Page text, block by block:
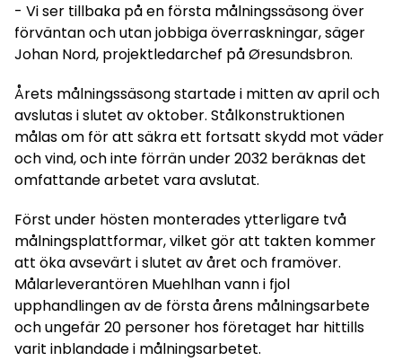
- Vi ser tillbaka på en första målningssäsong över
förväntan och utan jobbiga överraskningar, säger
Johan Nord, projektledarchef på Øresundsbron.
Årets målningssäsong startade i mitten av april och
avslutas i slutet av oktober. Stålkonstruktionen
målas om för att säkra ett fortsatt skydd mot väder
och vind, och inte förrän under 2032 beräknas det
omfattande arbetet vara avslutat.
Först under hösten monterades ytterligare två
målningsplattformar, vilket gör att takten kommer
att öka avsevärt i slutet av året och framöver.
Målarleverantören Muehlhan vann i fjol
upphandlingen av de första årens målningsarbete
och ungefär 20 personer hos företaget har hittills
varit inblandade i målningsarbetet.